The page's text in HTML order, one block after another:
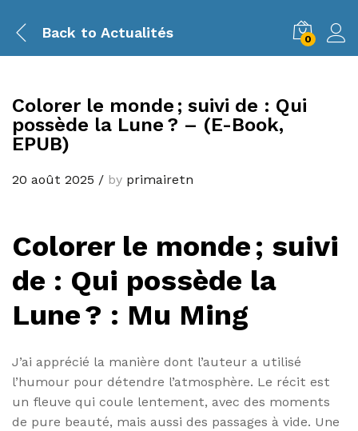
Back to Actualités 0
Colorer le monde ; suivi de : Qui
possède la Lune ? – (E-Book,
EPUB)
20 août 2025 / by primairetn
Colorer le monde ; suivi
de : Qui possède la
Lune ? : Mu Ming
J’ai apprécié la manière dont l’auteur a utilisé
l’humour pour détendre l’atmosphère. Le récit est
un fleuve qui coule lentement, avec des moments
de pure beauté, mais aussi des passages à vide. Une